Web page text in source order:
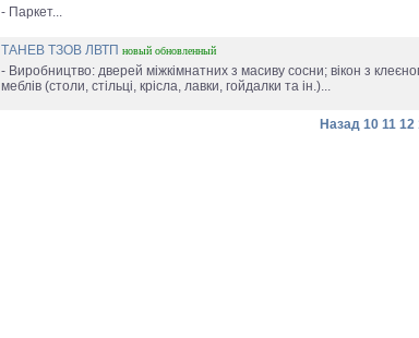
- Паркет...
ТАНЕВ ТЗОВ ЛВТП новый обновленный
- Виробництво: дверей міжкімнатних з масиву сосни; вікон з
меблів (столи, стільці, крісла, лавки, гойдалки та ін.)...
Назад 10 11 12